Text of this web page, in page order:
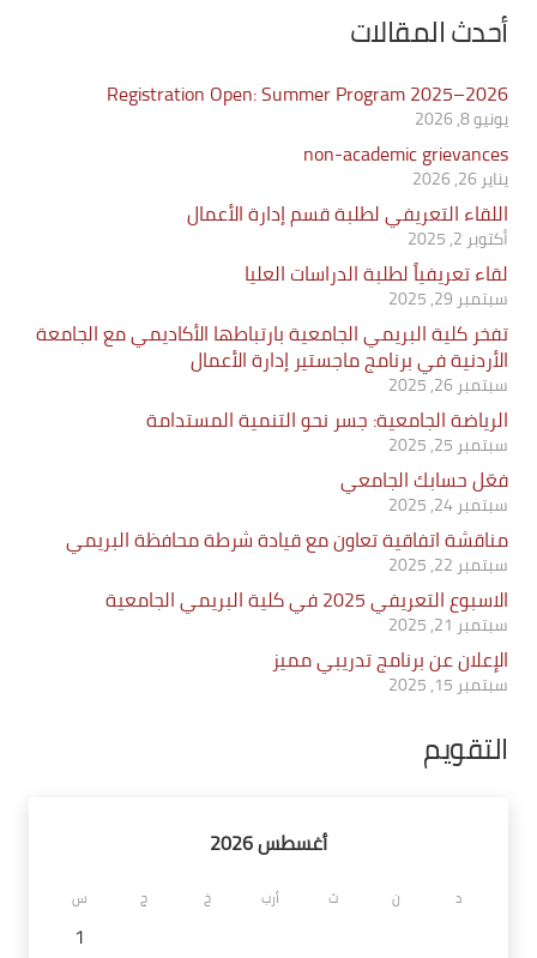
أحدث المقالات
Registration Open: Summer Program 2025–2026
يونيو 8, 2026
non-academic grievances
يناير 26, 2026
اللقاء التعريفي لطلبة قسم إدارة الأعمال
أكتوبر 2, 2025
لقاء تعريفياً لطلبة الدراسات العليا
سبتمبر 29, 2025
تفخر كلية البريمي الجامعية بارتباطها الأكاديمي مع الجامعة
الأردنية في برنامج ماجستير إدارة الأعمال
سبتمبر 26, 2025
الرياضة الجامعية: جسر نحو التنمية المستدامة
سبتمبر 25, 2025
فعّل حسابك الجامعي
سبتمبر 24, 2025
مناقشة اتفاقية تعاون مع قيادة شرطة محافظة البريمي
سبتمبر 22, 2025
الاسبوع التعريفي 2025 في كلية البريمي الجامعية
سبتمبر 21, 2025
الإعلان عن برنامج تدريبي مميز
سبتمبر 15, 2025
التقويم
أغسطس 2026
د ن ث أرب خ ج س
1